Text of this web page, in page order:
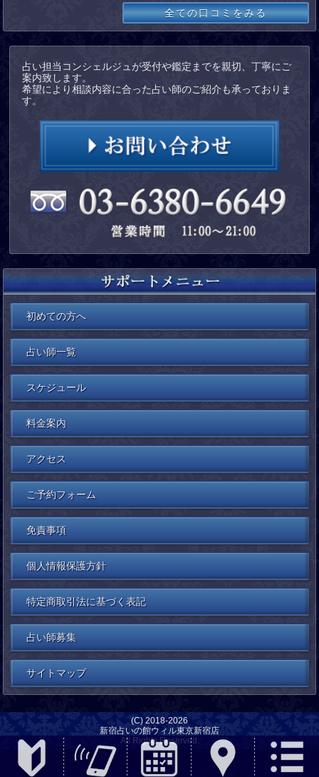
全ての口コミをみる
占い担当コンシェルジュが受付や鑑定までを親切、丁寧にご
案内致します。
希望により相談内容に合った占い師のご紹介も承っておりま
す。
初めての方へ
占い師一覧
スケジュール
料金案内
アクセス
ご予約フォーム
免責事項
個人情報保護方針
特定商取引法に基づく表記
占い師募集
サイトマップ
(C) 2018-2026
新宿占いの館ウィル東京新宿店
All Rights Reserved.